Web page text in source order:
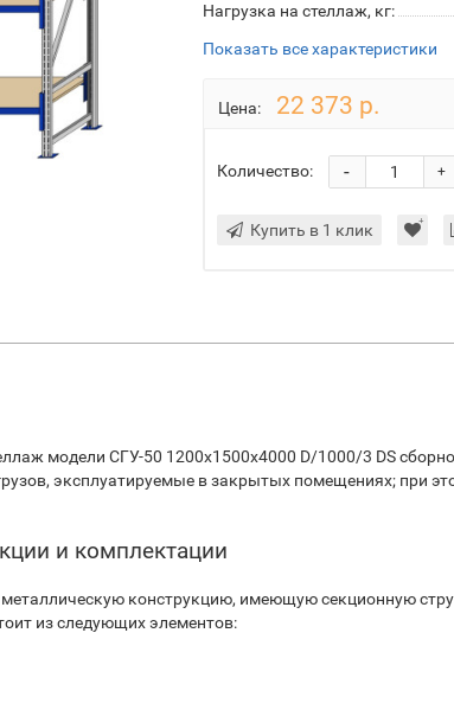
Нагрузка на стеллаж, кг:
Показать все характеристики
Цена: 22 373 р.
Количество: +
-
Купить в 1 клик
модели СГУ-50 1200х1500х4000 D/1000/3 DS
эксплуатируемые в закрытых помещениях; при
и комплектации
конструкцию, имеющую секционную
из следующих элементов: